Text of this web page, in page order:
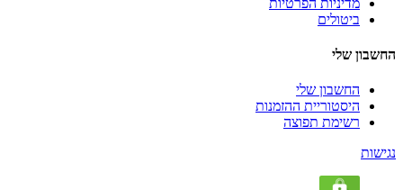
ביטולים
החשבון שלי
החשבון שלי
היסטוריית ההזמנות
רשימת תפוצה
נגישות